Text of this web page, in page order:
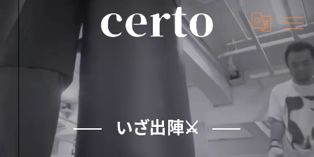
いざ出陣⚔️